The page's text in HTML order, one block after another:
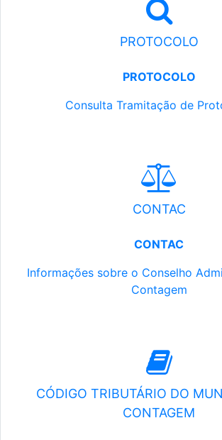
PROTOCOLO
PROTOCOLO
Consulta Tramitação de
CONTAC
CONTAC
Informações sobre o Conselho
Contagem
CÓDIGO TRIBUTÁRIO DO
CONTAGEM